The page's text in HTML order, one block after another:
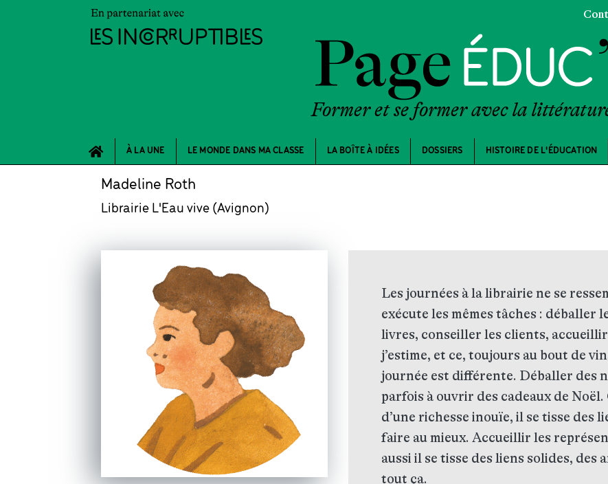
Former et se former avec la
À LA UNE LE MONDE DANS MA CLASSE LA BOÎTE À IDÉES DOSSIERS HISTOIRE DE L'ÉDUCATION
Madeline Roth
Librairie L'Eau vive (Avignon)
Les journées à la librairie ne se
exécute les mêmes tâches : déballer
livres, conseiller les clients,
j’estime, et ce, toujours au bout de
journée est différente. Déballer des
parfois à ouvrir des cadeaux de
d’une richesse inouïe, il se tisse des
faire au mieux. Accueillir les
aussi il se tisse des liens solides, des
tout ça.